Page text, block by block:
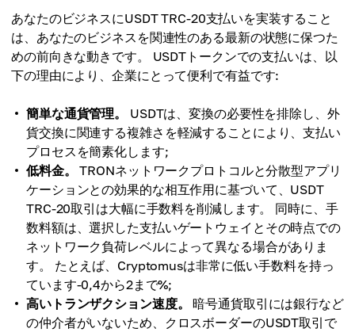
あなたのビジネスにUSDT TRC-20支払いを実装すること
は、あなたのビジネスを関連性のある最新の状態に保つた
めの前向きな動きです。 USDTトークンでの支払いは、以
下の理由により、企業にとって便利で有益です:
簡単な通貨管理。
USDTは、変換の必要性を排除し、外
貨交換に関連する複雑さを軽減することにより、支払い
プロセスを簡素化します;
低料金。
TRONネットワークプロトコルと分散型アプリ
ケーションとの効果的な相互作用に基づいて、USDT
TRC-20取引は大幅に手数料を削減します。 同時に、手
数料額は、選択した支払いゲートウェイとその時点での
ネットワーク負荷レベルによって異なる場合がありま
す。 たとえば、Cryptomusは非常に低い手数料を持っ
ています-0,4から2まで%;
高いトランザクション速度。
暗号通貨取引には銀行など
の仲介者がいないため、クロスボーダーのUSDT取引で